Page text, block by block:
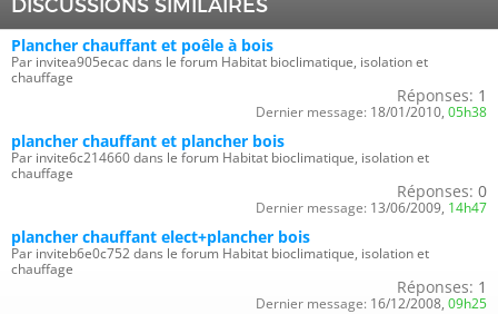
DISCUSSIONS SIMILAIRES
Plancher chauffant et poêle à bois
Par invitea905ecac dans le forum Habitat bioclimatique, isolation et
chauffage
Réponses: 1
Dernier message: 18/01/2010, 05h38
plancher chauffant et plancher bois
Par invite6c214660 dans le forum Habitat bioclimatique, isolation et
chauffage
Réponses: 0
Dernier message: 13/06/2009, 14h47
plancher chauffant elect+plancher bois
Par inviteb6e0c752 dans le forum Habitat bioclimatique, isolation et
chauffage
Réponses: 1
Dernier message: 16/12/2008, 09h25